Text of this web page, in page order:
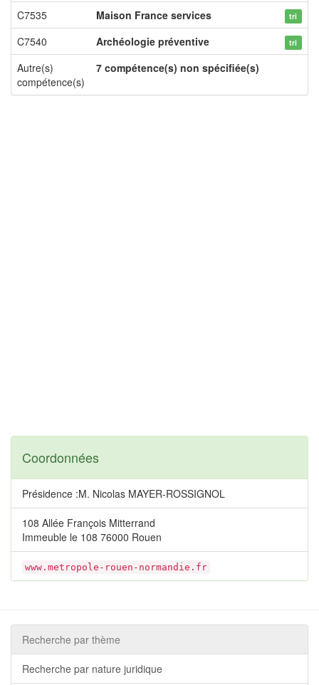
C7535 Maison France services tri
C7540 Archéologie préventive tri
Autre(s)
compétence(s)
7 compétence(s) non spécifiée(s)
Coordonnées
Présidence :M. Nicolas MAYER-ROSSIGNOL
108 Allée François Mitterrand
Immeuble le 108 76000 Rouen
www.metropole-rouen-normandie.fr
Recherche par thème
Recherche par nature juridique